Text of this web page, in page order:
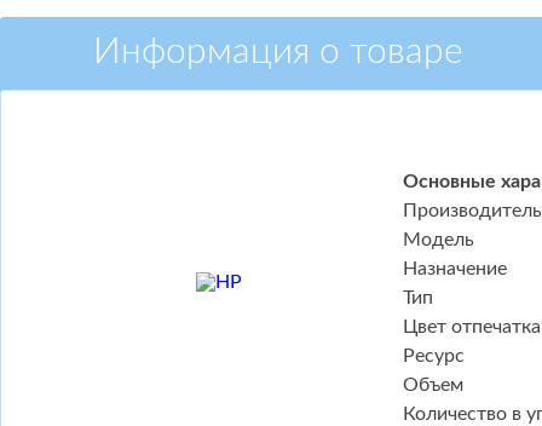
Информация о товаре
Основные
Производитель
Модель
Назначение
Тип
Цвет отпечатка
Ресурс
Объем
Количество в